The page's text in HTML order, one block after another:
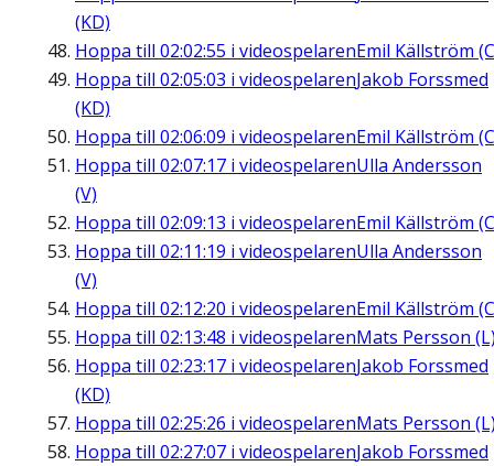
(KD)
Hoppa till 02:02:55 i videospelarenEmil Källström
Hoppa till 02:05:03 i videospelarenJakob Forssmed
(KD)
Hoppa till 02:06:09 i videospelarenEmil Källström
Hoppa till 02:07:17 i videospelarenUlla Andersson
(V)
Hoppa till 02:09:13 i videospelarenEmil Källström
Hoppa till 02:11:19 i videospelarenUlla Andersson
(V)
Hoppa till 02:12:20 i videospelarenEmil Källström
Hoppa till 02:13:48 i videospelarenMats Persson
Hoppa till 02:23:17 i videospelarenJakob Forssmed
(KD)
Hoppa till 02:25:26 i videospelarenMats Persson
Hoppa till 02:27:07 i videospelarenJakob Forssmed